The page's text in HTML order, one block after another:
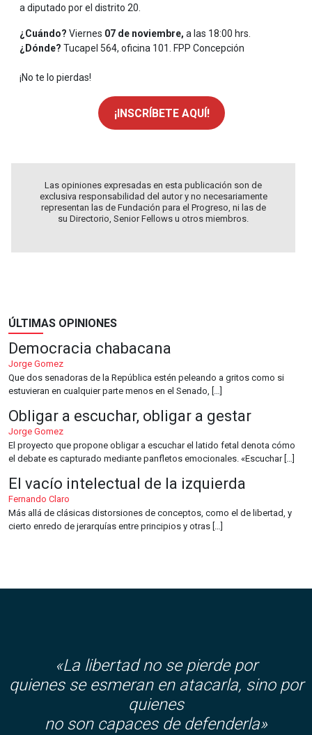
a diputado por el distrito 20.
¿Cuándo? Viernes 07 de noviembre, a las 18:00 hrs.
¿Dónde? Tucapel 564, oficina 101. FPP Concepción
¡No te lo pierdas!
¡INSCRÍBETE AQUÍ!
Las opiniones expresadas en esta publicación son de
exclusiva responsabilidad del autor y no necesariamente
representan las de Fundación para el Progreso, ni las de
su Directorio, Senior Fellows u otros miembros.
ÚLTIMAS OPINIONES
Democracia chabacana
Jorge Gomez
Que dos senadoras de la República estén peleando a gritos como si
estuvieran en cualquier parte menos en el Senado, […]
Obligar a escuchar, obligar a gestar
Jorge Gomez
El proyecto que propone obligar a escuchar el latido fetal denota cómo
el debate es capturado mediante panfletos emocionales. «Escuchar […]
El vacío intelectual de la izquierda
Fernando Claro
Más allá de clásicas distorsiones de conceptos, como el de libertad, y
cierto enredo de jerarquías entre principios y otras […]
«La libertad no se pierde por
quienes se esmeran en atacarla, sino por
quienes
no son capaces de defenderla»